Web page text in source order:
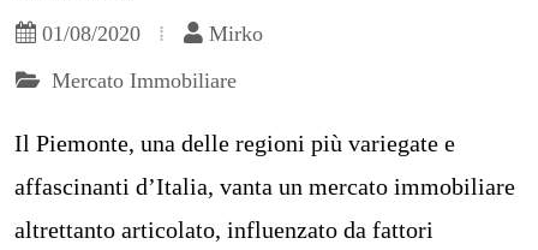
01/08/2020
Mirko
Mercato Immobiliare
Il Piemonte, una delle regioni più variegate e
affascinanti d’Italia, vanta un mercato immobiliare
altrettanto articolato, influenzato da fattori